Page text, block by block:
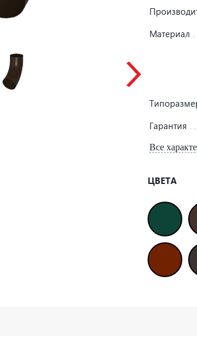
Материал
Гарантия
Все
ЦВЕТА